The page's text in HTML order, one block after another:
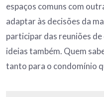
espaços comuns com
adaptar às decisões da
participar das reuniões
ideias também. Quem
tanto para o condomínio